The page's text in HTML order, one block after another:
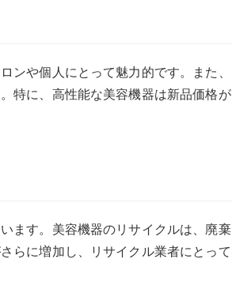
ンや個人にとって魅力的です。また、
特に、高性能な美容機器は新品価格が
ます。美容機器のリサイクルは、廃棄
らに増加し、リサイクル業者にとって